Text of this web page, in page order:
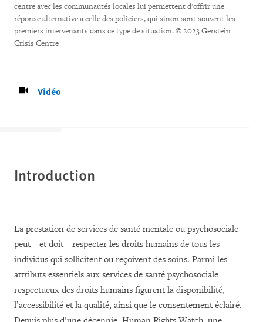
centre avec les communautés locales lui permettent d’offrir une
réponse alternative a celle des policiers, qui sinon sont souvent les
premiers intervenants dans ce type de situation. © 2023 Gerstein
Crisis Centre
Vidéo
Introduction
La prestation de services de santé mentale ou psychosociale
peut—et doit—respecter les droits humains de tous les
individus qui sollicitent ou reçoivent des soins. Parmi les
attributs essentiels aux services de santé psychosociale
respectueux des droits humains figurent la disponibilité,
l’accessibilité et la qualité, ainsi que le consentement éclairé.